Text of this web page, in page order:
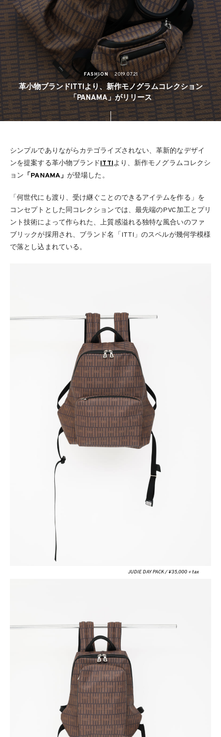
FASHION 2019.07.21
革小物ブランドITTIより、新作モノグラムコレクション
「PANAMA」がリリース
シンプルでありながらカテゴライズされない、革新的なデザイ
ンを提案する革小物ブランドITTIより、新作モノグラムコレクシ
ョン 「PANAMA」が登場した。
「何世代にも渡り、受け継ぐことのできるアイテムを作る」を
コンセプトとした同コレクションでは、最先端のPVC加工とプリ
ント技術によって作られた、上質感溢れる独特な風合いのファ
ブリックが採用され、ブランド名「ITTI」のスペルが幾何学模様
で落とし込まれている。
JUDIE DAY PACK / ¥35,000＋tax